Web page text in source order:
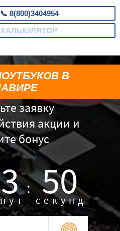
📞 8(800)3404954
КАЛЬКУЛЯТОР
заявку
акции и
бонус
: 49
секунд
В